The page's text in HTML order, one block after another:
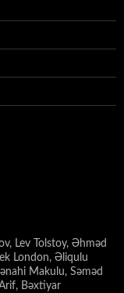
Lev Tolstoy, Əhməd
London, Əliqulu
Makulu, Səməd
Bəxtiyar